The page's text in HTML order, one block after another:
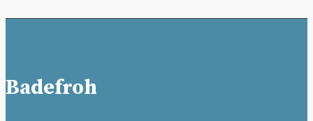
mit
Badefroh